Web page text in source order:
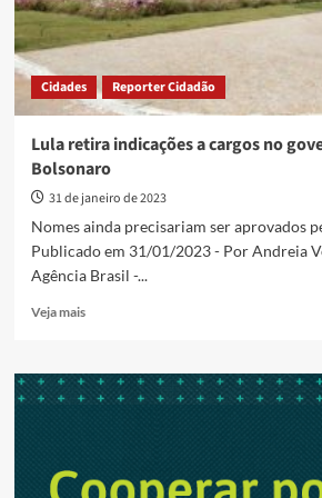
Cidades Reporter Cidadão
Lula retira indicações a cargos no
Bolsonaro
31 de janeiro de 2023
Nomes ainda precisariam ser aprovados
Publicado em 31/01/2023 - Por Andreia
Agência Brasil -...
Veja maisRead
Lula
retira
no